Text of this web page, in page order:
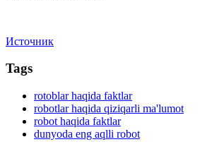
Источник
Tags
rotoblar haqida faktlar
robotlar haqida qiziqarli ma'lumot
robot haqida faktlar
dunyoda eng aqlli robot